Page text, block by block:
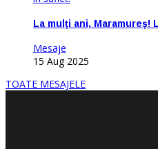
La mulţi ani, Maramureş!
Mesaje
15 Aug 2025
TOATE MESAJELE